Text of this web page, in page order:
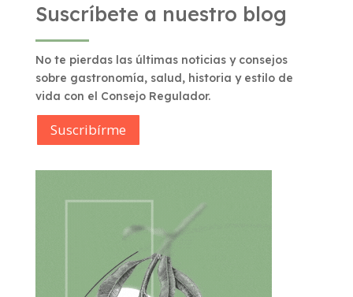
Suscríbete a nuestro blog
No te pierdas las últimas noticias y consejos
sobre gastronomía, salud, historia y estilo de
vida con el Consejo Regulador.
Suscribírme